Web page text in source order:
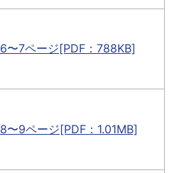
6〜7ページ[PDF：788KB]
8〜9ページ[PDF：1.01MB]